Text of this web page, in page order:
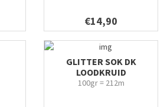
€14,90
GLITTER SOK DK
LOODKRUID
100gr = 212m